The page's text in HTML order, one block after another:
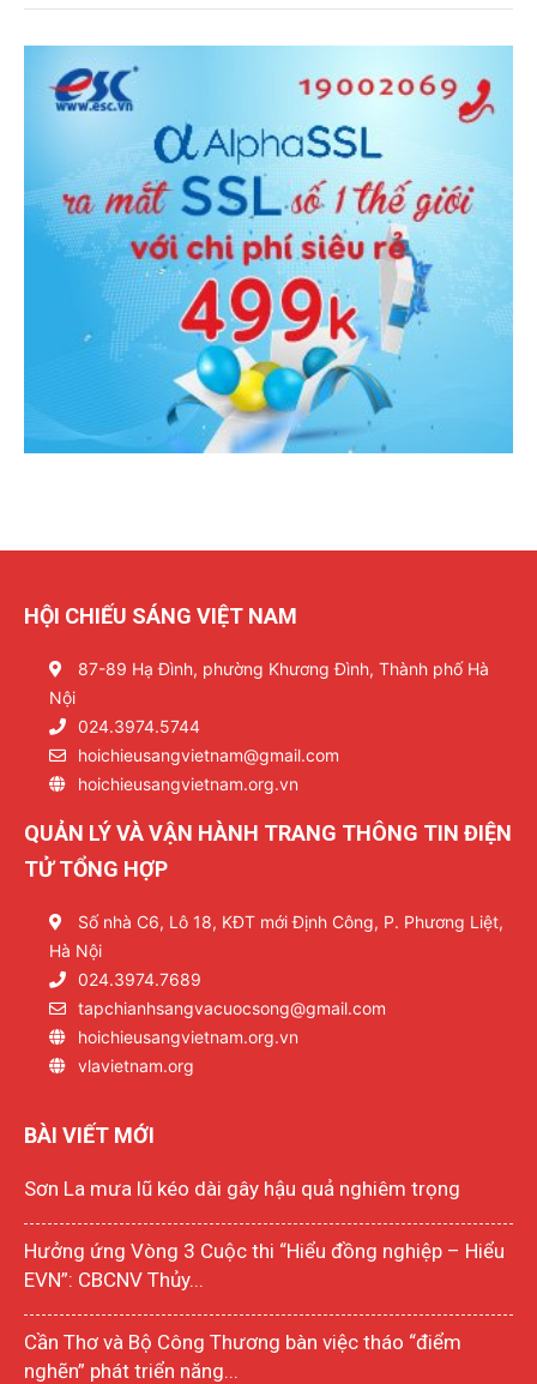
HỘI CHIẾU SÁNG VIỆT NAM
87-89 Hạ Đình, phường Khương Đình, Thành phố Hà
Nội
024.3974.5744
hoichieusangvietnam@gmail.com
hoichieusangvietnam.org.vn
QUẢN LÝ VÀ VẬN HÀNH TRANG THÔNG TIN ĐIỆN
TỬ TỔNG HỢP
Số nhà C6, Lô 18, KĐT mới Định Công, P. Phương Liệt,
Hà Nội
024.3974.7689
tapchianhsangvacuocsong@gmail.com
hoichieusangvietnam.org.vn
vlavietnam.org
BÀI VIẾT MỚI
Sơn La mưa lũ kéo dài gây hậu quả nghiêm trọng
Hưởng ứng Vòng 3 Cuộc thi “Hiểu đồng nghiệp – Hiểu
EVN”: CBCNV Thủy...
Cần Thơ và Bộ Công Thương bàn việc tháo “điểm
nghẽn” phát triển năng...